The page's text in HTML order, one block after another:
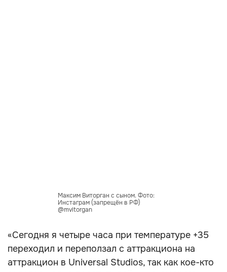
Максим Виторган с сыном. Фото:
Инстаграм (запрещён в РФ)
@mvitorgan
«Сегодня я четыре часа при температуре +35
переходил и переползал с аттракциона на
аттракцион в Universal Studios, так как кое-кто